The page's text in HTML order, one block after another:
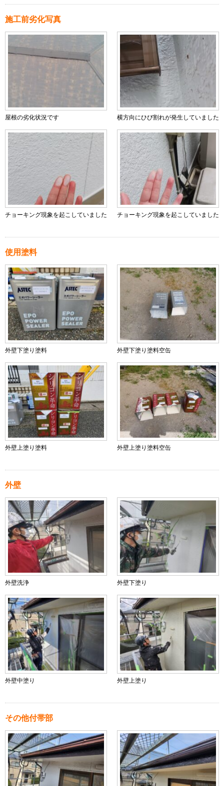
施工前劣化写真
屋根の劣化状況です 横方向にひび割れが発生していました
チョーキング現象を起こしていました チョーキング現象を起こしていました
使用塗料
外壁下塗り塗料 外壁下塗り塗料空缶
外壁上塗り塗料 外壁上塗り塗料空缶
外壁
外壁洗浄 外壁下塗り
外壁中塗り 外壁上塗り
その他付帯部